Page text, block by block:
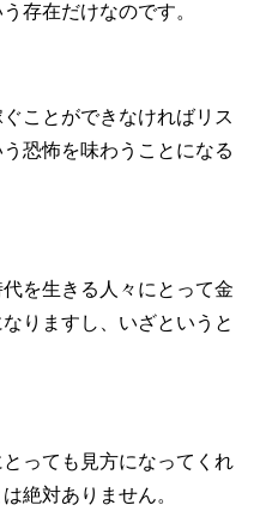
存在だけなのです。
ことができなければリス
恐怖を味わうことになる
を生きる人々にとって金
りますし、いざというと
っても見方になってくれ
絶対ありません。